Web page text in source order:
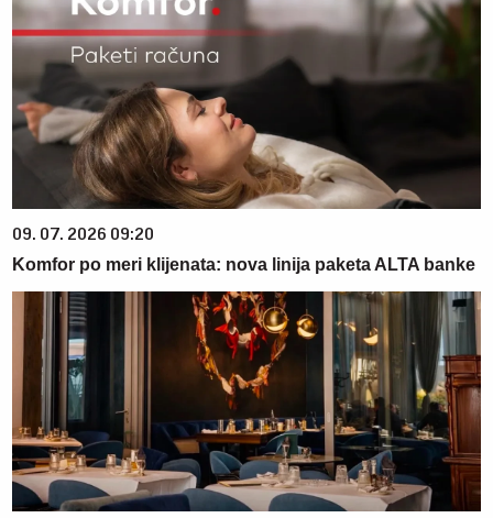
09. 07. 2026 09:20
Komfor po meri klijenata: nova linija paketa ALTA banke